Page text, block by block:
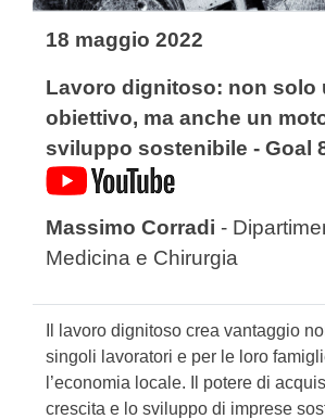
18 maggio 2022
Lavoro dignitoso: non solo
obiettivo, ma anche un
sviluppo sostenibile - Goal
Massimo Corradi -
Medicina e Chirurgia
Il lavoro dignitoso crea vantaggio
singoli lavoratori e per le loro
l’economia locale. Il potere di
crescita e lo sviluppo di imprese